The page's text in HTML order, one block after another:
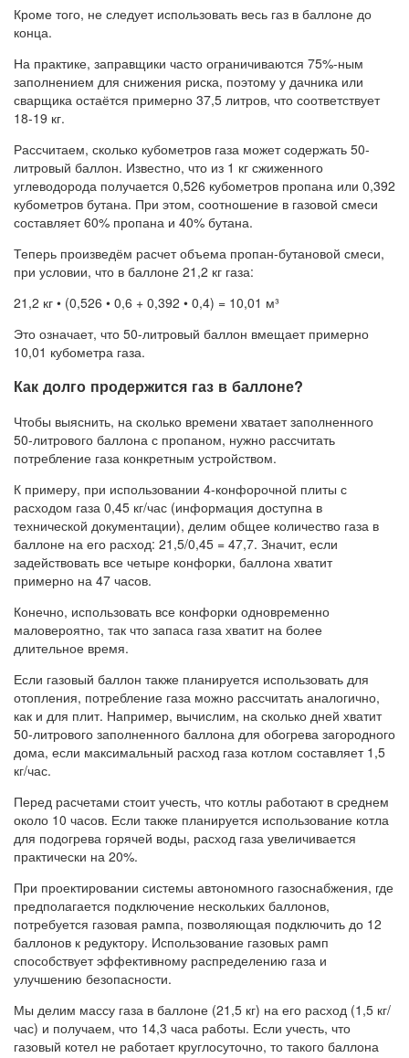
Кроме того, не следует использовать весь газ в баллоне до
конца.
На практике, заправщики часто ограничиваются 75%-ным
заполнением для снижения риска, поэтому у дачника или
сварщика остаётся примерно 37,5 литров, что соответствует
18-19 кг.
Рассчитаем, сколько кубометров газа может содержать 50-
литровый баллон. Известно, что из 1 кг сжиженного
углеводорода получается 0,526 кубометров пропана или 0,392
кубометров бутана. При этом, соотношение в газовой смеси
составляет 60% пропана и 40% бутана.
Теперь произведём расчет объема пропан-бутановой смеси,
при условии, что в баллоне 21,2 кг газа:
21,2 кг • (0,526 • 0,6 + 0,392 • 0,4) = 10,01 м³
Это означает, что 50-литровый баллон вмещает примерно
10,01 кубометра газа.
Как долго продержится газ в баллоне?
Чтобы выяснить, на сколько времени хватает заполненного
50-литрового баллона с пропаном, нужно рассчитать
потребление газа конкретным устройством.
К примеру, при использовании 4-конфорочной плиты с
расходом газа 0,45 кг/час (информация доступна в
технической документации), делим общее количество газа в
баллоне на его расход: 21,5/0,45 = 47,7. Значит, если
задействовать все четыре конфорки, баллона хватит
примерно на 47 часов.
Конечно, использовать все конфорки одновременно
маловероятно, так что запаса газа хватит на более
длительное время.
Если газовый баллон также планируется использовать для
отопления, потребление газа можно рассчитать аналогично,
как и для плит. Например, вычислим, на сколько дней хватит
50-литрового заполненного баллона для обогрева загородного
дома, если максимальный расход газа котлом составляет 1,5
кг/час.
Перед расчетами стоит учесть, что котлы работают в среднем
около 10 часов. Если также планируется использование котла
для подогрева горячей воды, расход газа увеличивается
практически на 20%.
При проектировании системы автономного газоснабжения, где
предполагается подключение нескольких баллонов,
потребуется газовая рампа, позволяющая подключить до 12
баллонов к редуктору. Использование газовых рамп
способствует эффективному распределению газа и
улучшению безопасности.
Мы делим массу газа в баллоне (21,5 кг) на его расход (1,5 кг/
час) и получаем, что 14,3 часа работы. Если учесть, что
газовый котел не работает круглосуточно, то такого баллона